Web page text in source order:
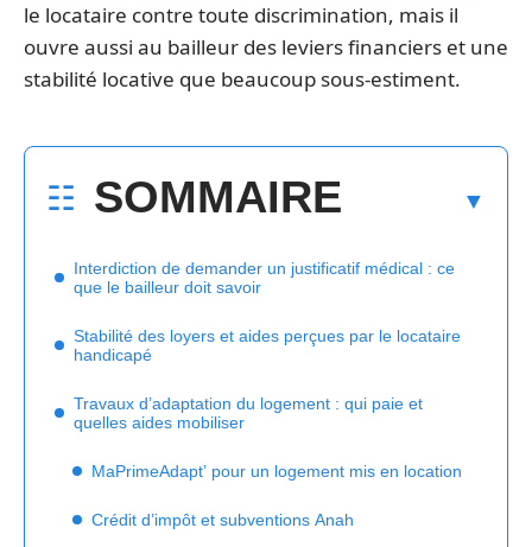
le locataire contre toute discrimination, mais il
ouvre aussi au bailleur des leviers financiers et une
stabilité locative que beaucoup sous-estiment.
SOMMAIRE
Interdiction de demander un justificatif médical : ce
que le bailleur doit savoir
Stabilité des loyers et aides perçues par le locataire
handicapé
Travaux d’adaptation du logement : qui paie et
quelles aides mobiliser
MaPrimeAdapt’ pour un logement mis en location
Crédit d’impôt et subventions Anah